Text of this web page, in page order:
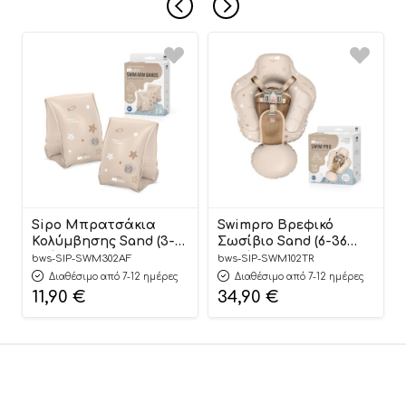
Sipo Μπρατσάκια
Κολύμβησης Sand (3-6
ετών) – Sipo
bws-SIP-SWM302AF
Διαθέσιμο από 7-12 ημέρες
11,90 €
Swimpro Βρεφικό
Σωσίβιο Sand (6-36
μηνών) – Sipo
bws-SIP-SWM102TR
Διαθέσιμο από 7-12 ημέρες
34,90 €